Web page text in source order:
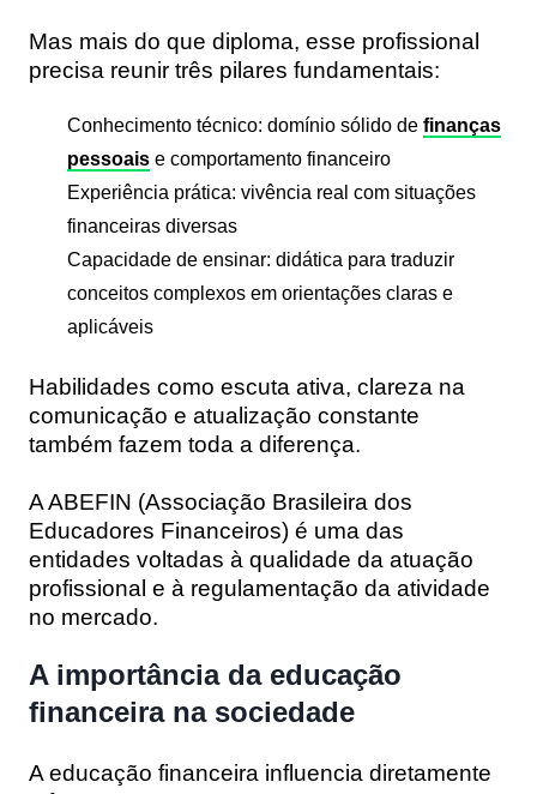
Mas mais do que diploma, esse profissional
precisa reunir três pilares fundamentais:
Conhecimento técnico: domínio sólido de finanças
pessoais e comportamento financeiro
Experiência prática: vivência real com situações
financeiras diversas
Capacidade de ensinar: didática para traduzir
conceitos complexos em orientações claras e
aplicáveis
Habilidades como escuta ativa, clareza na
comunicação e atualização constante
também fazem toda a diferença.
AABEFIN (Associação Brasileira dos
Educadores Financeiros) é uma das
entidades voltadas à qualidade da atuação
profissional e à regulamentação da atividade
no mercado.
A importância da educação
financeira na sociedade
A educação financeira influencia diretamente